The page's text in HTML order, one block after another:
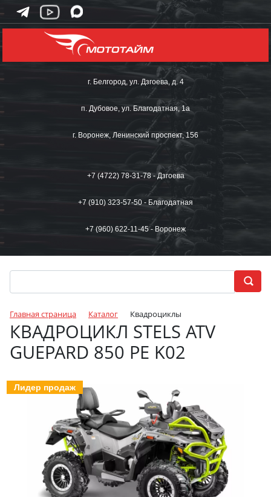
г. Белгород, ул. Дзгоева, д. 4
п. Дубовое, ул. Благодатная, 1а
г. Воронеж, Ленинский проспект, 156
+7 (4722) 78-31-78 - Дзгоева
+7 (910) 323-57-50 - Благодатная
+7 (960) 622-11-45 - Воронеж
Главная страница Каталог Квадроциклы
КВАДРОЦИКЛ STELS ATV
GUEPARD 850 PE K02
Лидер продаж